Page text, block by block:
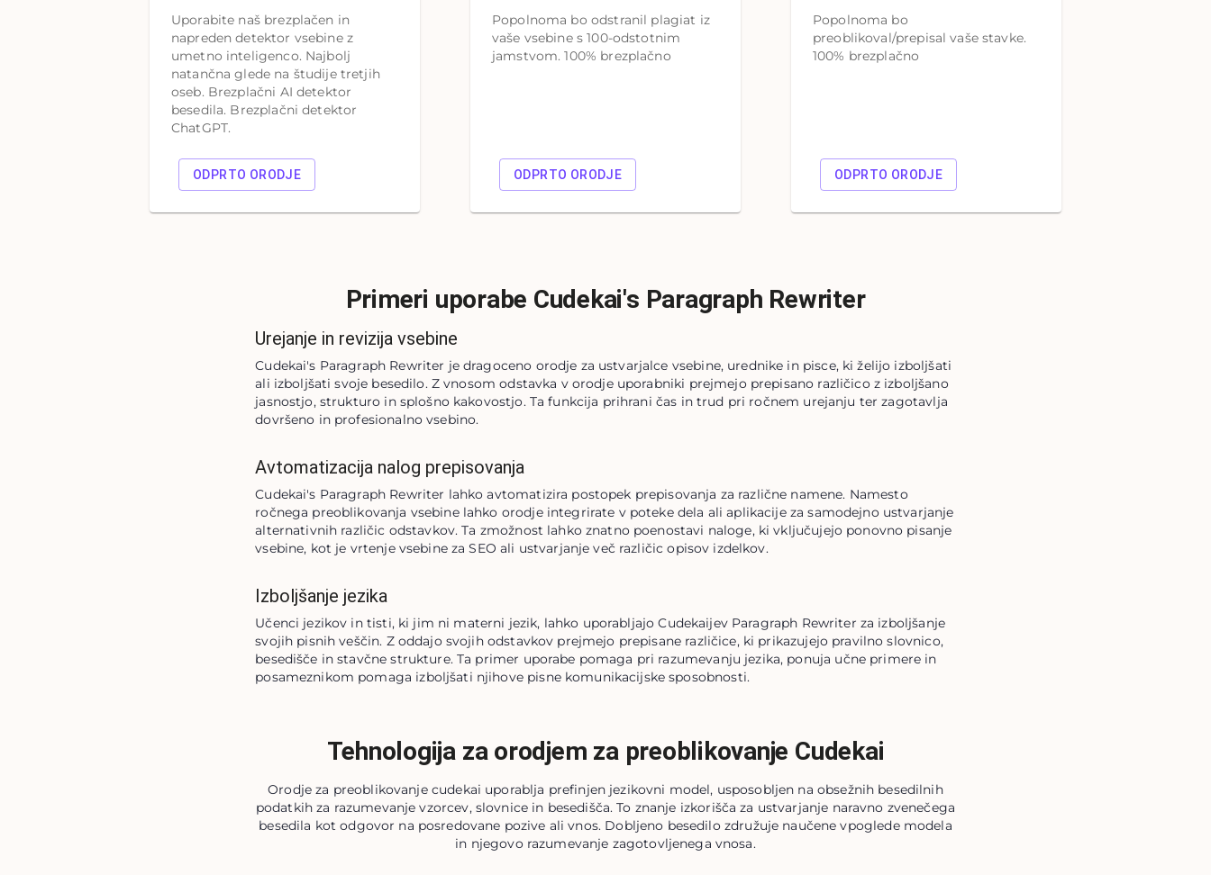
Uporabite naš brezplačen in
napreden detektor vsebine z
umetno inteligenco. Najbolj
natančna glede na študije tretjih
oseb. Brezplačni AI detektor
besedila. Brezplačni detektor
ChatGPT.
ODPRTO ORODJE
Popolnoma bo odstranil plagiat iz
vaše vsebine s 100-odstotnim
jamstvom. 100% brezplačno
ODPRTO ORODJE
Popolnoma bo
preoblikoval/prepisal vaše stavke.
100% brezplačno
ODPRTO ORODJE
Primeri uporabe Cudekai's Paragraph Rewriter
Urejanje in revizija vsebine
Cudekai's Paragraph Rewriter je dragoceno orodje za ustvarjalce vsebine, urednike in pisce, ki želijo izboljšati
ali izboljšati svoje besedilo. Z vnosom odstavka v orodje uporabniki prejmejo prepisano različico z izboljšano
jasnostjo, strukturo in splošno kakovostjo. Ta funkcija prihrani čas in trud pri ročnem urejanju ter zagotavlja
dovršeno in profesionalno vsebino.
Avtomatizacija nalog prepisovanja
Cudekai's Paragraph Rewriter lahko avtomatizira postopek prepisovanja za različne namene. Namesto
ročnega preoblikovanja vsebine lahko orodje integrirate v poteke dela ali aplikacije za samodejno ustvarjanje
alternativnih različic odstavkov. Ta zmožnost lahko znatno poenostavi naloge, ki vključujejo ponovno pisanje
vsebine, kot je vrtenje vsebine za SEO ali ustvarjanje več različic opisov izdelkov.
Izboljšanje jezika
Učenci jezikov in tisti, ki jim ni materni jezik, lahko uporabljajo Cudekaijev Paragraph Rewriter za izboljšanje
svojih pisnih veščin. Z oddajo svojih odstavkov prejmejo prepisane različice, ki prikazujejo pravilno slovnico,
besedišče in stavčne strukture. Ta primer uporabe pomaga pri razumevanju jezika, ponuja učne primere in
posameznikom pomaga izboljšati njihove pisne komunikacijske sposobnosti.
Tehnologija za orodjem za preoblikovanje Cudekai
Orodje za preoblikovanje cudekai uporablja prefinjen jezikovni model, usposobljen na obsežnih besedilnih
podatkih za razumevanje vzorcev, slovnice in besedišča. To znanje izkorišča za ustvarjanje naravno zvenečega
besedila kot odgovor na posredovane pozive ali vnos. Dobljeno besedilo združuje naučene vpoglede modela
in njegovo razumevanje zagotovljenega vnosa.